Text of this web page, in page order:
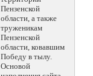
Пензенской
области, а также
труженикам
Пензенской
области, ковавшим
Победу в тылу.
Основой